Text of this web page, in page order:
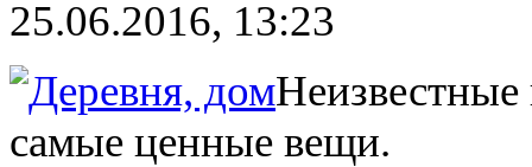
25.06.2016, 13:23
самые ценные вещи.